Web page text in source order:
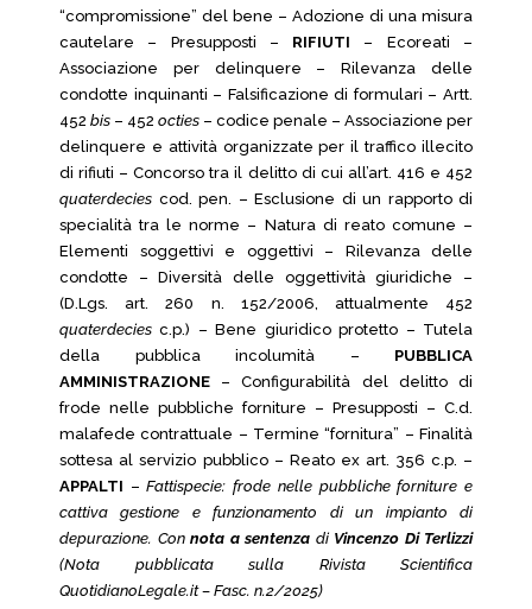
“compromissione” del bene – Adozione di una misura
cautelare – Presupposti – RIFIUTI – Ecoreati –
Associazione per delinquere – Rilevanza delle
condotte inquinanti – Falsificazione di formulari – Artt.
452 bis – 452 octies – codice penale – Associazione per
delinquere e attività organizzate per il traffico illecito
di rifiuti – Concorso tra il delitto di cui all’art. 416 e 452
quaterdecies cod. pen. – Esclusione di un rapporto di
specialità tra le norme – Natura di reato comune –
Elementi soggettivi e oggettivi – Rilevanza delle
condotte – Diversità delle oggettività giuridiche –
(D.Lgs. art. 260 n. 152/2006, attualmente 452
quaterdecies c.p.) – Bene giuridico protetto – Tutela
della pubblica incolumità – PUBBLICA
AMMINISTRAZIONE – Configurabilità del delitto di
frode nelle pubbliche forniture – Presupposti – C.d.
malafede contrattuale – Termine “fornitura” – Finalità
sottesa al servizio pubblico – Reato ex art. 356 c.p. –
APPALTI –Fattispecie: frode nelle pubbliche forniture e
cattiva gestione e funzionamento di un impianto di
depurazione. Connota a sentenza di Vincenzo Di Terlizzi
(Nota pubblicata sulla Rivista Scientifica
QuotidianoLegale.it – Fasc. n.2/2025)